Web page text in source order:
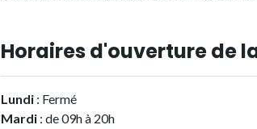
Horaires d'ouverture de
Lundi : Fermé
Mardi : de 09h à 20h